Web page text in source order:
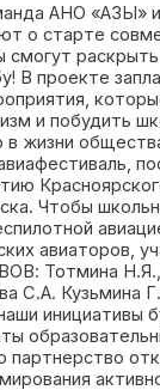
АНО «АЗЫ»
о старте
раскрыть
В проекте
и побудить
в жизни
Чтобы
авиаторов,
Тотмина
С.А. Кузьмина
инициативы